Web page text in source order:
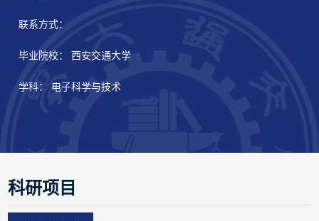
联系方式：
毕业院校： 西安交通大学
学科： 电子科学与技术
科研项目